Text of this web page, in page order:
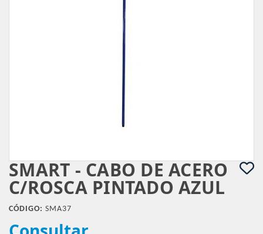
SMART - CABO DE ACERO
C/ROSCA PINTADO AZUL
CÓDIGO: SMA37